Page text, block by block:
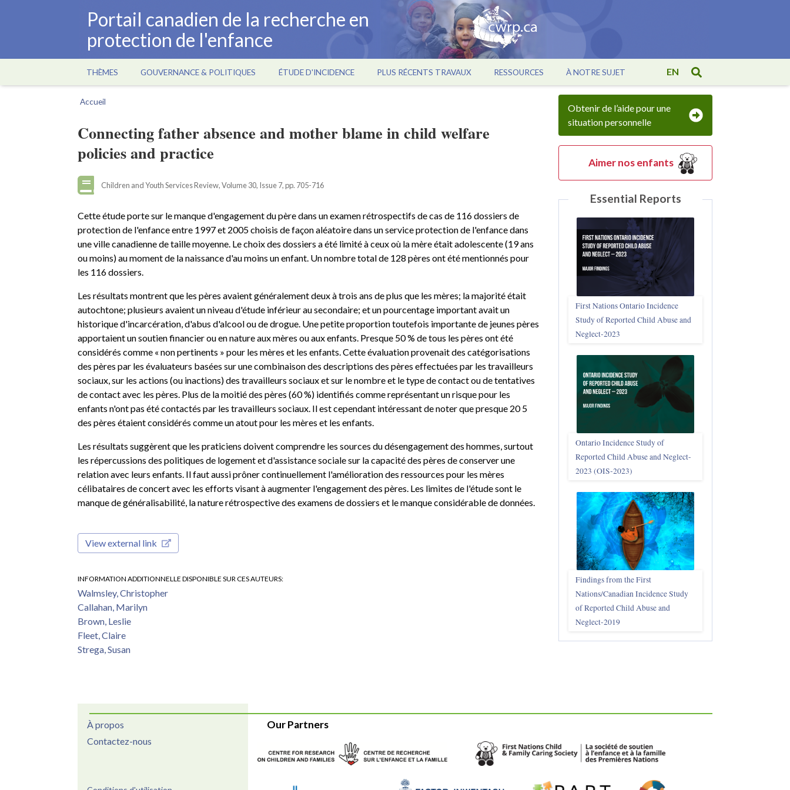
Portail canadien de la recherche en
protection de l'enfance
Main
navigation
THÈMES GOUVERNANCE & POLITIQUES ÉTUDE D'INCIDENCE PLUS RÉCENTS TRAVAUX RESSOURCES À NOTRE SUJET EN
d'Ariane
Accueil
Connecting father absence and mother blame in child welfare
policies and practice
Children and Youth Services Review, Volume 30, Issue 7, pp. 705-716
Cette étude porte sur le manque d'engagement du père dans un examen rétrospectifs de cas de 116 dossiers de
protection de l'enfance entre 1997 et 2005 choisis de façon aléatoire dans un service protection de l'enfance dans
une ville canadienne de taille moyenne. Le choix des dossiers a été limité à ceux où la mère était adolescente (19 ans
ou moins) au moment de la naissance d'au moins un enfant. Un nombre total de 128 pères ont été mentionnés pour
les 116 dossiers.
Les résultats montrent que les pères avaient généralement deux à trois ans de plus que les mères; la majorité était
autochtone; plusieurs avaient un niveau d'étude inférieur au secondaire; et un pourcentage important avait un
historique d'incarcération, d'abus d'alcool ou de drogue. Une petite proportion toutefois importante de jeunes pères
apportaient un soutien financier ou en nature aux mères ou aux enfants. Presque 50 % de tous les pères ont été
considérés comme « non pertinents » pour les mères et les enfants. Cette évaluation provenait des catégorisations
des pères par les évaluateurs basées sur une combinaison des descriptions des pères effectuées par les travailleurs
sociaux, sur les actions (ou inactions) des travailleurs sociaux et sur le nombre et le type de contact ou de tentatives
de contact avec les pères. Plus de la moitié des pères (60 %) identifiés comme représentant un risque pour les
enfants n'ont pas été contactés par les travailleurs sociaux. Il est cependant intéressant de noter que presque 20 5
des pères étaient considérés comme un atout pour les mères et les enfants.
Les résultats suggèrent que les praticiens doivent comprendre les sources du désengagement des hommes, surtout
les répercussions des politiques de logement et d'assistance sociale sur la capacité des pères de conserver une
relation avec leurs enfants. Il faut aussi prôner continuellement l'amélioration des ressources pour les mères
célibataires de concert avec les efforts visant à augmenter l'engagement des pères. Les limites de l'étude sont le
manque de généralisabilité, la nature rétrospective des examens de dossiers et le manque considérable de données.
View external link
INFORMATION ADDITIONNELLE DISPONIBLE SUR CES AUTEURS
Walmsley, Christopher
Callahan, Marilyn
Brown, Leslie
Fleet, Claire
Strega, Susan
Obtenir de l’aide pour une
situation personnelle
Aimer nos enfants
Essential Reports
First Nations Ontario Incidence
Study of Reported Child Abuse and
Neglect‑2023
Ontario Incidence Study of
Reported Child Abuse and Neglect-
2023 (OIS‑2023)
Findings from the First
Nations/Canadian Incidence Study
of Reported Child Abuse and
Neglect-2019
À propos
Contactez-nous
Our Partners